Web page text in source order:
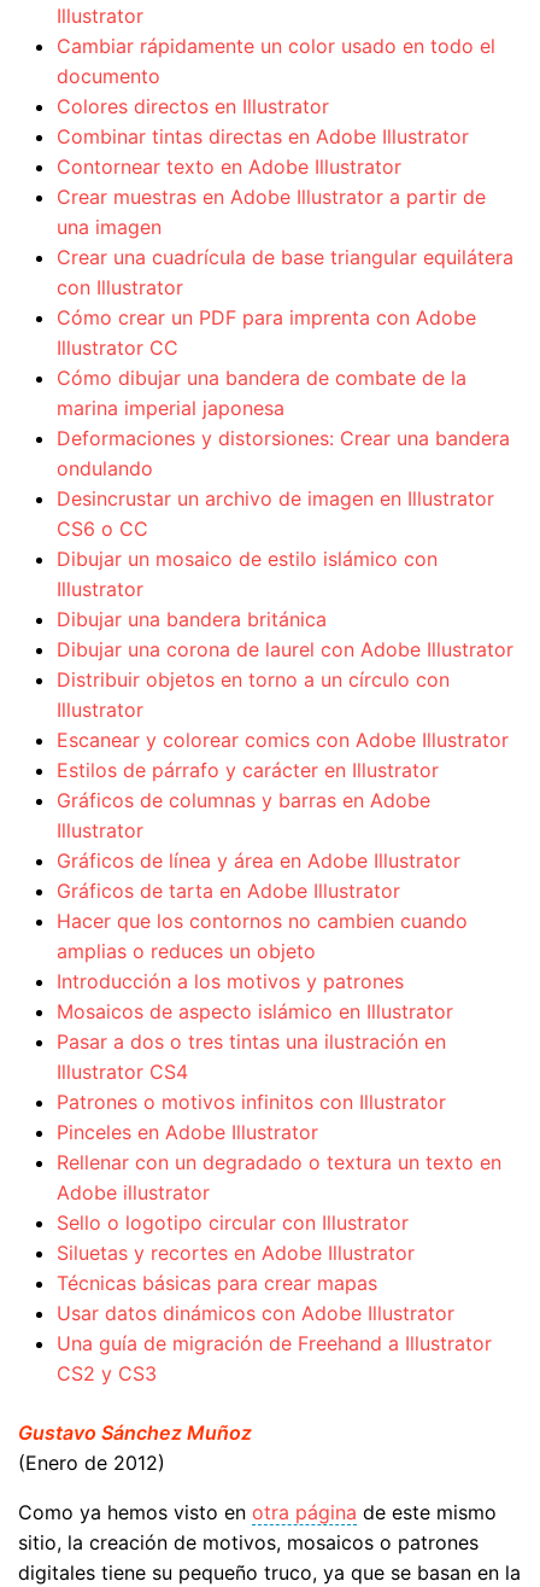
Illustrator
Cambiar rápidamente un color usado en todo el
documento
Colores directos en Illustrator
Combinar tintas directas en Adobe Illustrator
Contornear texto en Adobe Illustrator
Crear muestras en Adobe Illustrator a partir de
una imagen
Crear una cuadrícula de base triangular equilátera
con Illustrator
Cómo crear un PDF para imprenta con Adobe
Illustrator CC
Cómo dibujar una bandera de combate de la
marina imperial japonesa
Deformaciones y distorsiones: Crear una bandera
ondulando
Desincrustar un archivo de imagen en Illustrator
CS6 o CC
Dibujar un mosaico de estilo islámico con
Illustrator
Dibujar una bandera británica
Dibujar una corona de laurel con Adobe Illustrator
Distribuir objetos en torno a un círculo con
Illustrator
Escanear y colorear comics con Adobe Illustrator
Estilos de párrafo y carácter en Illustrator
Gráficos de columnas y barras en Adobe
Illustrator
Gráficos de línea y área en Adobe Illustrator
Gráficos de tarta en Adobe Illustrator
Hacer que los contornos no cambien cuando
amplias o reduces un objeto
Introducción a los motivos y patrones
Mosaicos de aspecto islámico en Illustrator
Pasar a dos o tres tintas una ilustración en
Illustrator CS4
Patrones o motivos infinitos con Illustrator
Pinceles en Adobe Illustrator
Rellenar con un degradado o textura un texto en
Adobe illustrator
Sello o logotipo circular con Illustrator
Siluetas y recortes en Adobe Illustrator
Técnicas básicas para crear mapas
Usar datos dinámicos con Adobe Illustrator
Una guía de migración de Freehand a Illustrator
CS2 y CS3
Gustavo Sánchez Muñoz
(Enero de 2012)
Como ya hemos visto en otra página de este mismo
sitio, la creación de motivos, mosaicos o patrones
digitales tiene su pequeño truco, ya que se basan en la